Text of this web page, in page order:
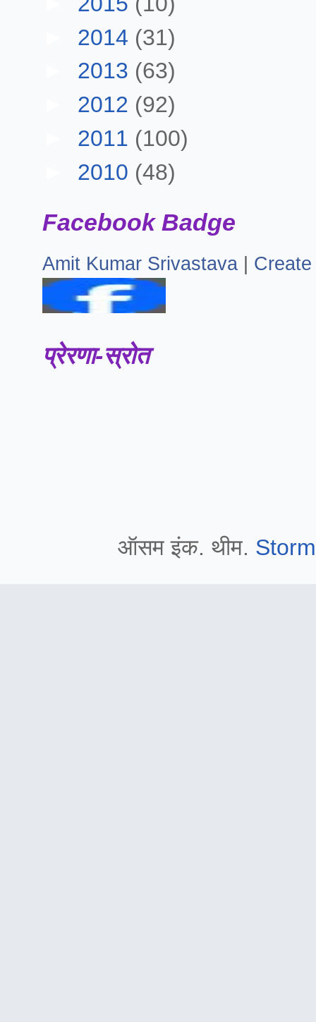
2014 (31)
2013 (63)
2012 (92)
2011 (100)
2010 (48)
Facebook Badge
Amit Kumar Srivastava
प्रेरणा-स्रोत
ऑसम इंक. थीम.